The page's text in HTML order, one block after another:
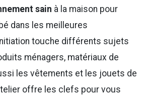
sain à la maison pour
dans les meilleures
touche différents sujets
ménagers, matériaux de
les vêtements et les jouets de
offre les clefs pour vous